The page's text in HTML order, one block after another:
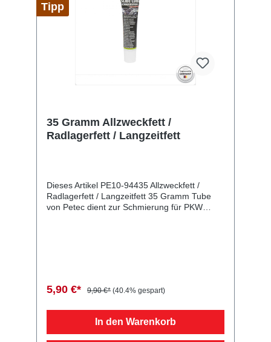
Tipp
35 Gramm Allzweckfett /
Radlagerfett / Langzeitfett
Dieses Artikel PE10-94435 Allzweckfett /
Radlagerfett / Langzeitfett 35 Gramm Tube
von Petec dient zur Schmierung für PKW
Sensoren an der Bremsanlage
Vergleichsnummern: 94435 850580
4251348601039 4013558944357 SLIDELUBE
SCHMIERSTOFF PERMANENT Auf
keramischer Basis als Schmier-, Trenn- und
5,90 €* 9,90 €* (40.4% gespart)
In den Warenkorb